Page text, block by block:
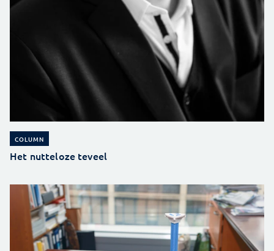
COLUMN
Het nutteloze teveel